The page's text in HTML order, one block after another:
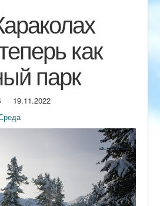
как
парк
19.11.2022